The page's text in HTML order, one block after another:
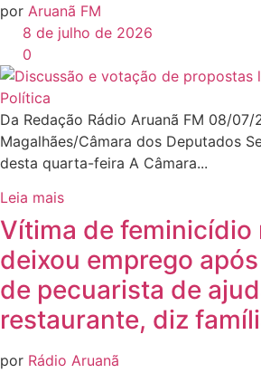
por Aruanã FM
8 de julho de 2026
0
Política
Da Redação Rádio Aruanã FM 08/
Magalhães/Câmara dos Deputados
desta quarta-feira A Câmara...
Leia mais
Vítima de feminicídio
deixou emprego
de pecuarista de
restaurante, diz
por Rádio Aruanã